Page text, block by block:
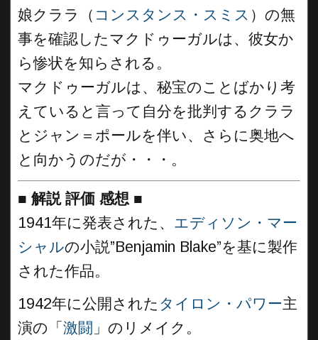
娘クララ（ コンスタンス・スミス ）の無
事を確認したマクドゥーガルは、彼女か
ら惨状を知らされる。
マクドゥーガルは、秘宝のことばかり考
えていると言って自分を批判するクララ
とジャン＝ポールを伴い、さらに奥地へ
と向かうのだが・・・。
■ 解説 評価 感想 ■
1941年に発表された、 エディソン・マー
シャルの小説”Benjamin Blake”を基に製作
された作品。
1942年に公開された タイロン・パワー主
演の「 激闘 」のリメイク。